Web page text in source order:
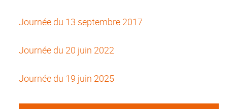
Journée du 13 septembre 2017
Journée du 20 juin 2022
Journée du 19 juin 2025